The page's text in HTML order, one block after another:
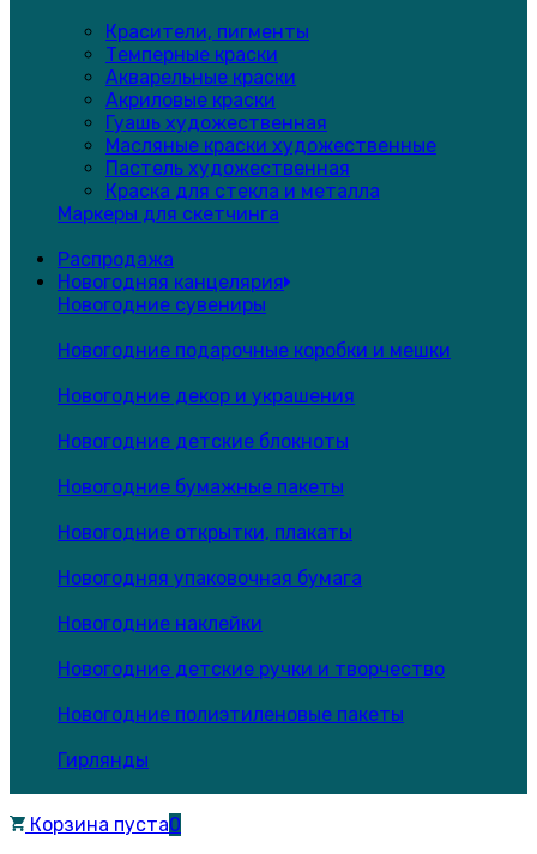
Красители, пигменты
Темперные краски
Акварельные краски
Акриловые краски
Гуашь художественная
Масляные краски художественные
Пастель художественная
Краска для стекла и металла
Маркеры для скетчинга
Распродажа
Новогодняя канцелярия
Новогодние сувениры
Новогодние подарочные коробки и мешки
Новогодние декор и украшения
Новогодние детские блокноты
Новогодние бумажные пакеты
Новогодние открытки, плакаты
Новогодняя упаковочная бумага
Новогодние наклейки
Новогодние детские ручки и творчество
Новогодние полиэтиленовые пакеты
Гирлянды
Корзина пуста0